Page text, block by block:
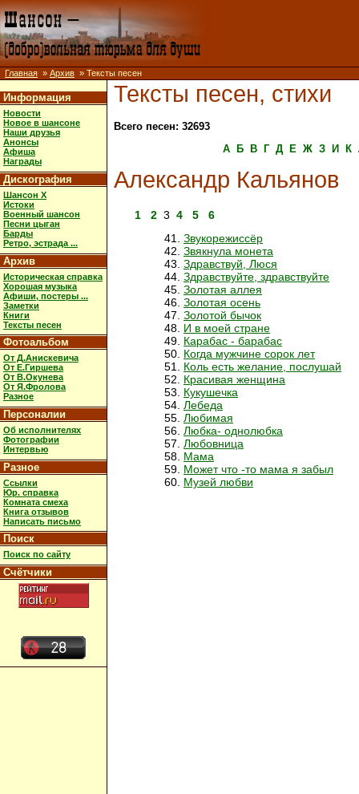
Главная » Архив » Тексты песен
Информация
Новости
Новое в шансоне
Наши друзья
Анонсы
Афиша
Награды
Дискография
Шансон X
Истоки
Военный шансон
Песни цыган
Барды
Ретро, эстрада ...
Архив
Историческая справка
Хорошая музыка
Афиши, постеры ...
Заметки
Книги
Тексты песен
Фотоальбом
От Д.Анискевича
От Е.Гиршева
От В.Окунева
От Я.Фролова
Разное
Персоналии
Об исполнителях
Фотографии
Интервью
Разное
Ссылки
Юр. справка
Комната смеха
Книга отзывов
Написать письмо
Поиск
Поиск по сайту
Счётчики
Тексты песен, стихи
Всего песен: 32693
А
Б В Г Д Е Ж З И К
Александр Кальянов
1 2 3 4 5
6
Звукорежиссёр
Звякнула монета
Здравствуй, Люся
Здравствуйте, здравствуйте
Золотая аллея
Золотая осень
Золотой бычок
И в моей стране
Карабас - барабас
Когда мужчине сорок лет
Коль есть желание, послушай
Красивая женщина
Кукушечка
Лебеда
Любимая
Любка- однолюбка
Любовница
Мама
Может что -то мама я забыл
Музей любви